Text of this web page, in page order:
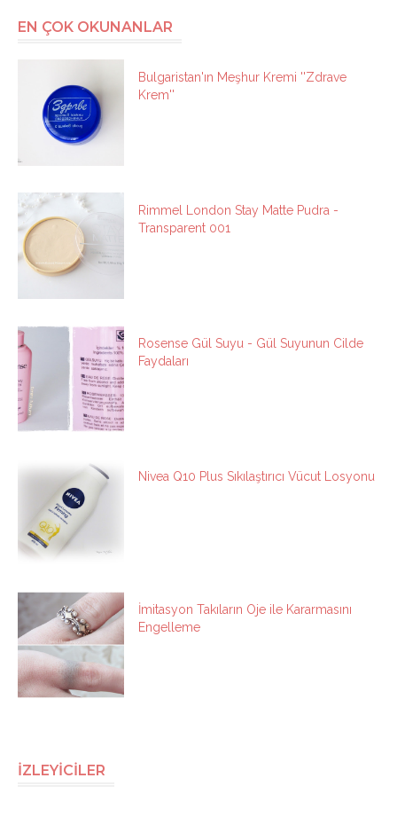
EN ÇOK OKUNANLAR
Bulgaristan'ın Meşhur Kremi ''Zdrave
Krem''
Rimmel London Stay Matte Pudra -
Transparent 001
Rosense Gül Suyu - Gül Suyunun Cilde
Faydaları
Nivea Q10 Plus Sıkılaştırıcı Vücut Losyonu
İmitasyon Takıların Oje ile Kararmasını
Engelleme
İZLEYİCİLER